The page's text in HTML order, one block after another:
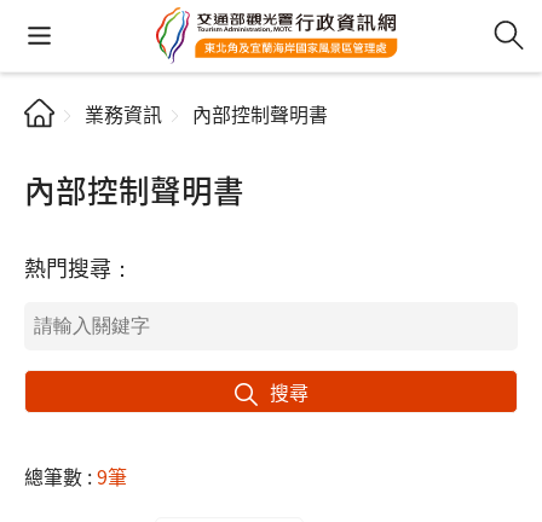
業務資訊 內部控制聲明書
內部控制聲明書
熱門搜尋：
搜尋
總筆數 :9筆